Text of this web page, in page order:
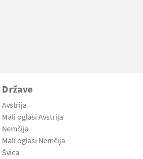
Države
Avstrija
Mali oglasi Avstrija
Nemčija
Mali oglasi Nemčija
Švica